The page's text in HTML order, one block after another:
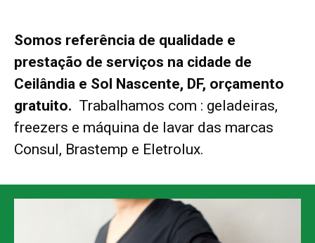
Somos referência de qualidade e
prestação de serviços na cidade de
Ceilândia e Sol Nascente, DF, orçamento
gratuito. Trabalhamos com : geladeiras,
freezers e máquina de lavar das marcas
Consul, Brastemp e Eletrolux.